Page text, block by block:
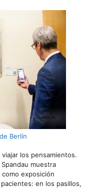
Berlín
los pensamientos.
muestra
exposición
en los pasillos,